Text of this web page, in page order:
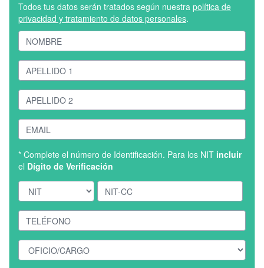
Todos tus datos serán tratados según nuestra política de
privacidad y tratamiento de datos personales.
* Complete el número de Identificación. Para los NIT incluir
el Dígito de Verificación